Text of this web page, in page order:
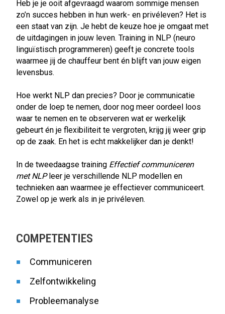
Heb je je ooit afgevraagd waarom sommige mensen
zo’n succes hebben in hun werk- en privéleven? Het is
een staat van zijn. Je hebt de keuze hoe je omgaat met
de uitdagingen in jouw leven. Training in NLP (neuro
linguïstisch programmeren) geeft je concrete tools
waarmee jij de chauffeur bent én blijft van jouw eigen
levensbus.
Hoe werkt NLP dan precies? Door je communicatie
onder de loep te nemen, door nog meer oordeel loos
waar te nemen en te observeren wat er werkelijk
gebeurt én je flexibiliteit te vergroten, krijg jij weer grip
op de zaak. En het is echt makkelijker dan je denkt!
In de tweedaagse training Effectief communiceren
met NLPleer je verschillende NLP modellen en
technieken aan waarmee je effectiever communiceert.
Zowel op je werk als in je privéleven.
COMPETENTIES
Communiceren
Zelfontwikkeling
Probleemanalyse